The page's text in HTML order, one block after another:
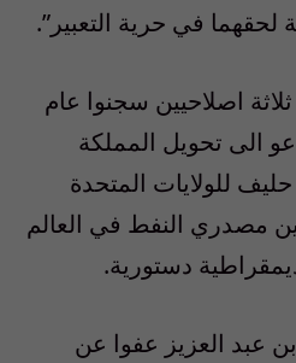
في حرية التعبير”.
اصلاحيين سجنوا عام
الى تحويل المملكة
للولايات المتحدة
مصدري النفط في العالم
دستورية.
عبد العزيز عفوا عن